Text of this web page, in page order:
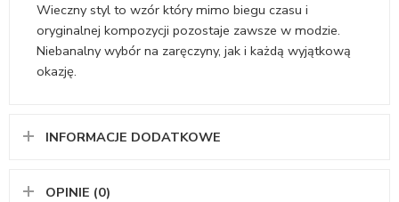
Wieczny styl to wzór który mimo biegu czasu i
oryginalnej kompozycji pozostaje zawsze w modzie.
Niebanalny wybór na zaręczyny, jak i każdą wyjątkową
okazję.
INFORMACJE DODATKOWE
OPINIE (0)